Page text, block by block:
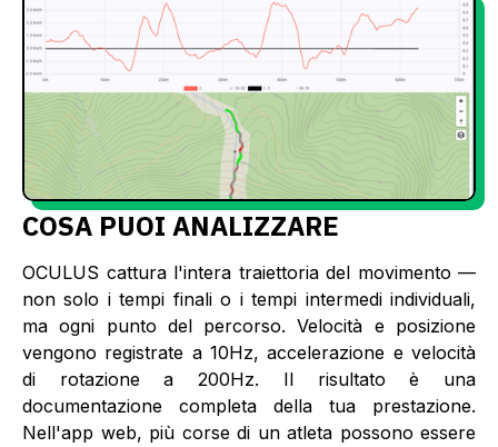
COSA PUOI ANALIZZARE
OCULUS cattura l'intera traiettoria del movimento —
non solo i tempi finali o i tempi intermedi individuali,
ma ogni punto del percorso. Velocità e posizione
vengono registrate a 10Hz, accelerazione e velocità
di rotazione a 200Hz. Il risultato è una
documentazione completa della tua prestazione.
Nell'app web, più corse di un atleta possono essere